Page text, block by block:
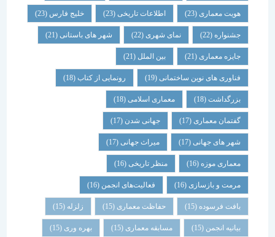
هویت معماری (23) اطلاعات تاریخی(23) خلیج فارس(23)
جشنواره(22) نمای شهری(22) شهر های باستانی (21)
جایزه معماری (21) بین الملل(21)
فناوری های نوین ساختمانی(19) رونمایی از کتاب (18)
بزرگداشت (18) معماری اسلامی(18)
گفتمان معماری (17) جهانی شدن(17)
شهر های جهانی(17) میراث جهانی(17)
معماری موزه(16) منظر تاریخی (16)
مرمت و بازسازی(16) فعالیت‌های انجمن(16)
بافت فرسوده (15) حفاظت معماری (15) زلزله
بیانیه انجمن(15) مسابقه معماری (15) بهره وری(15)